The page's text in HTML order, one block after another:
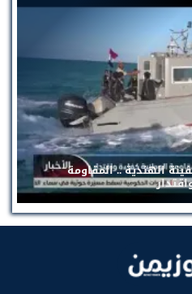
الهندية .. المقاومة